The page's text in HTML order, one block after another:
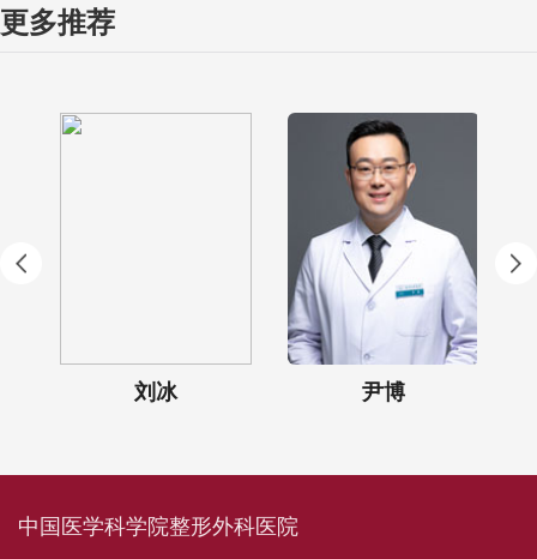
更多推荐
刘冰 尹博
中国医学科学院整形外科医院